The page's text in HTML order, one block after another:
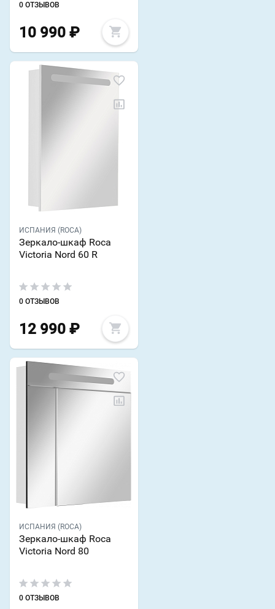
0 ОТЗЫВОВ
10 990 ₽
ИСПАНИЯ (ROCA)
Зеркало-шкаф Roca
Victoria Nord 60 R
0 ОТЗЫВОВ
12 990 ₽
ИСПАНИЯ (ROCA)
Зеркало-шкаф Roca
Victoria Nord 80
0 ОТЗЫВОВ